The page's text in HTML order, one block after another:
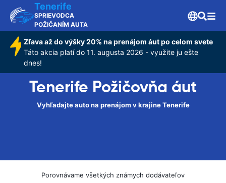
Tenerife
SPRIEVODCA
POŽIČANÍM AUTA
Zľava až do výšky 20% na prenájom áut po celom svete
Táto akcia platí do 11. augusta 2026 - využite ju ešte
dnes!
Tenerife Požičovňa áut
Vyhľadajte auto na prenájom v krajine Tenerife
Porovnávame všetkých známych dodávateľov